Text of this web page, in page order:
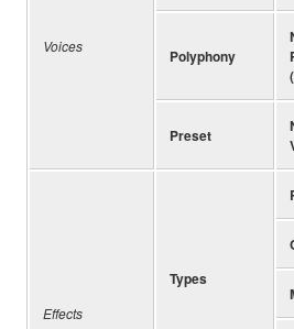
Voices
Polyphony
Preset
Effects
Types